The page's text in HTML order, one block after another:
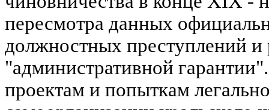
пересмотра данных
должностных преступлений и
"административной
проектам и попыткам